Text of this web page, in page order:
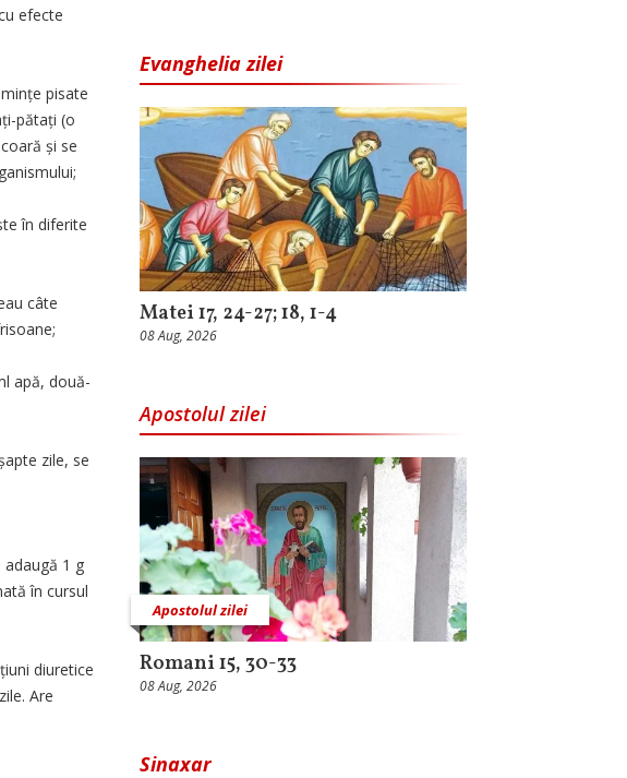
efecte
pisate
pătați (o
și se
în diferite
câte
apă, două-
zile, se
adaugă 1 g
în cursul
diuretice
Are
Evanghelia zilei
Matei 17, 24-27; 18, 1-4
08 Aug, 2026
Apostolul zilei
Apostolul zilei
Romani 15, 30-33
08 Aug, 2026
Sinaxar